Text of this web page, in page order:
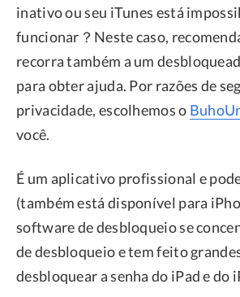
inativo ou seu iTunes está
funcionar？Neste caso,
recorra também a um
para obter ajuda. Por razões de
privacidade, escolhemos o
você.
É um aplicativo profissional e
(também está disponível para
software de desbloqueio se
de desbloqueio e tem feito
desbloquear a senha do iPad e do